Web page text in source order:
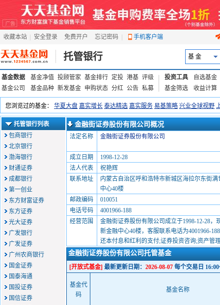
收藏本站 安全登录 免费开户 忘记密码 手机客户端
托管银行 基 金
基金数据 基金净值 投顾管家 基金排行 定投 港基 评级
基金公司
基金品种 新发基金 申购状态 分红 公告 私募
投资工具
自选基金
基金筛选
收益计算
托管银行列表
包商银行
北京银行
渤海银行
财通证券
成都银行
第一创业
东方财富证券
东方证券
光大证券
广发银行
广发证券
广州农商银行
国金证券
国泰海通
国投证券
国信证券
金融街证券股份有限公司概况
法定名称 金融街证券股份有限公司
成立日期
1998-12-28
法人代表
祝艳辉
联系地址
内蒙古自治区呼和浩特市新城区海拉尔东街
中心40楼
邮政编码
010051
电话号码
4001966-188
经营范围
金融街证券股份有限公司成立于1998-12-28
新金融中心40楼，客服联系电话为4001966-
还本付息和红利的支付;证券投资咨询;资产管
金融街证券股份有限公司托管基金
[开放式基金] 最新更新日期： 2026-08-07 每个交易日
基金代
码
基金名称